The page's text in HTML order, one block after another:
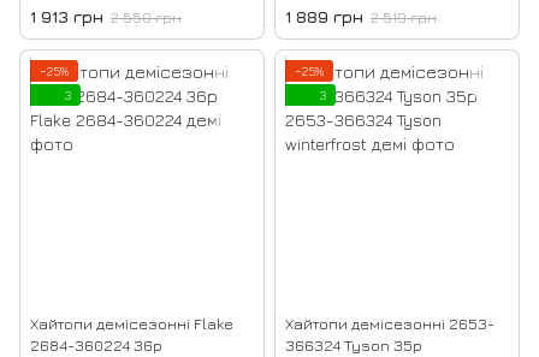
1 913 грн 2 550 грн 1 889 грн 2 519 грн
−25%
3
Хайтопи демісезонні Flake
2684-360224 36р
−25%
3
Хайтопи демісезонні 2653-
366324 Tyson 35р